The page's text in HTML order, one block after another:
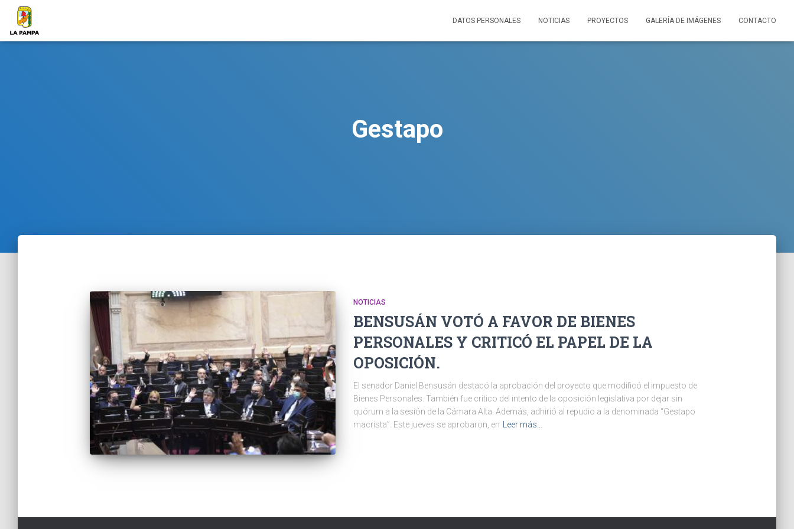
DATOS PERSONALES NOTICIAS PROYECTOS GALERÍA DE IMÁGENES CONTACTO
Gestapo
NOTICIAS
BENSUSÁN VOTÓ A FAVOR DE BIENES
PERSONALES Y CRITICÓ EL PAPEL DE LA
OPOSICIÓN.
El senador Daniel Bensusán destacó la aprobación del proyecto que modificó el impuesto de
Bienes Personales. También fue crítico del intento de la oposición legislativa por dejar sin
quórum a la sesión de la Cámara Alta. Además, adhirió al repudio a la denominada “Gestapo
macrista”. Este jueves se aprobaron, en
Leer más…